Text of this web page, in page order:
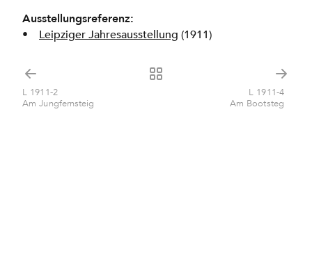
Ausstellungsreferenz:
Leipziger Jahresausstellung (1911)
L 1911-2
Am Jungfernsteig
L 1911-4
Am Bootsteg